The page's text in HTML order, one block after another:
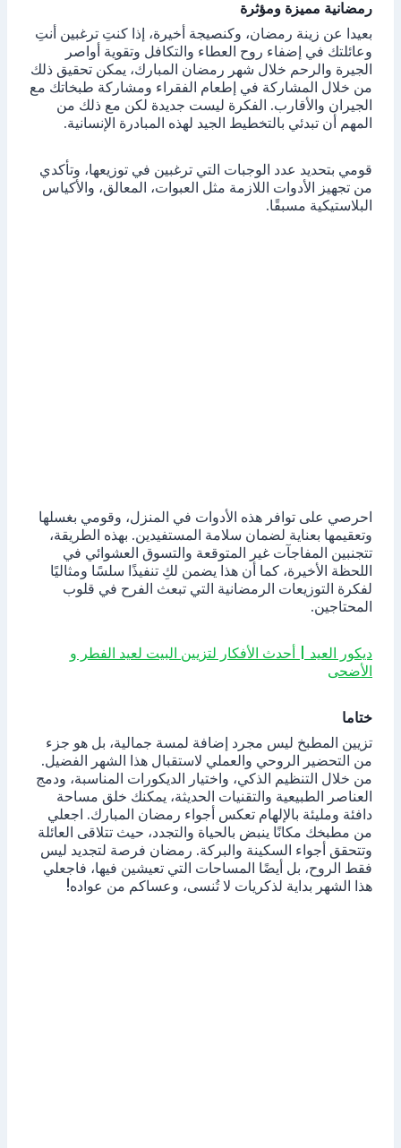
رمضانية مميزة ومؤثرة
بعيدا عن زينة رمضان، وكنصيجة أخيرة، إذا كنتِ ترغبين أنتِ
وعائلتك في إضفاء روح العطاء والتكافل وتقوية أواصر
الجيرة والرحم خلال شهر رمضان المبارك، يمكن تحقيق ذلك
من خلال المشاركة في إطعام الفقراء ومشاركة طبخاتك مع
الجيران والأقارب. الفكرة ليست جديدة لكن مع ذلك من
المهم أن تبدئي بالتخطيط الجيد لهذه المبادرة الإنسانية.
قومي بتحديد عدد الوجبات التي ترغبين في توزيعها، وتأكدي
من تجهيز الأدوات اللازمة مثل العبوات، المعالق، والأكياس
البلاستيكية مسبقًا.
احرصي على توافر هذه الأدوات في المنزل، وقومي بغسلها
وتعقيمها بعناية لضمان سلامة المستفيدين. بهذه الطريقة،
تتجنبين المفاجآت غير المتوقعة والتسوق العشوائي في
اللحظة الأخيرة، كما أن هذا يضمن لكِ تنفيذًا سلسًا ومثاليًا
لفكرة التوزيعات الرمضانية التي تبعث الفرح في قلوب
المحتاجين.
ديكور العيد | أحدث الأفكار لتزيين البيت لعيد الفطر و
الأضحى
ختاما
تزيين المطبخ ليس مجرد إضافة لمسة جمالية، بل هو جزء
من التحضير الروحي والعملي لاستقبال هذا الشهر الفضيل.
من خلال التنظيم الذكي، واختيار الديكورات المناسبة، ودمج
العناصر الطبيعية والتقنيات الحديثة، يمكنك خلق مساحة
دافئة ومليئة بالإلهام تعكس أجواء رمضان المبارك. اجعلي
من مطبخك مكانًا ينبض بالحياة والتجدد، حيث تتلاقى العائلة
وتتحقق أجواء السكينة والبركة. رمضان فرصة لتجديد ليس
فقط الروح، بل أيضًا المساحات التي تعيشين فيها، فاجعلي
هذا الشهر بداية لذكريات لا تُنسى، وعساكم من عواده!